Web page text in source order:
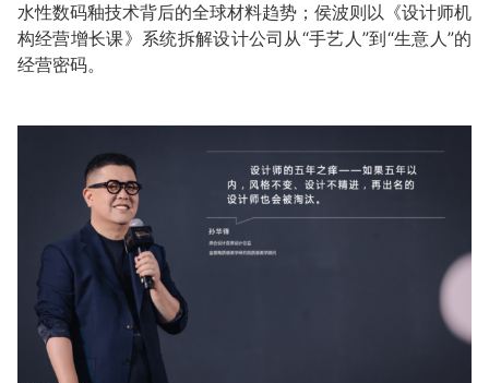
水性数码釉技术背后的全球材料趋势；侯波则以《设计师机
构经营增长课》系统拆解设计公司从“手艺人”到“生意人”的
经营密码。